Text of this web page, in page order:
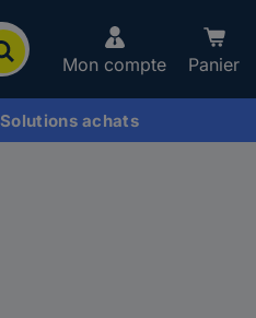
Mon compte Panier
Solutions achats